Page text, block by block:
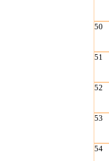
50
51
52
53
54